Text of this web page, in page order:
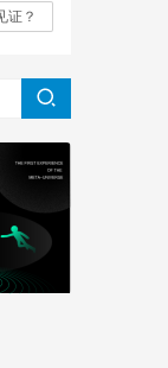
证？